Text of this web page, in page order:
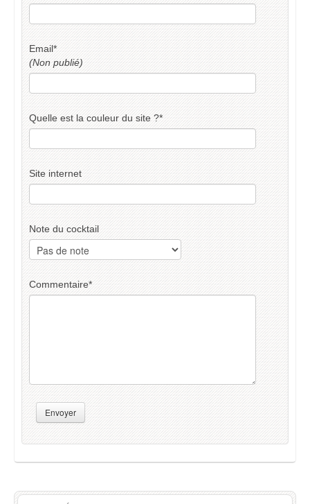
Email*
(Non publié)
Quelle est la couleur du site ?*
Site internet
Note du cocktail
Commentaire*
Envoyer